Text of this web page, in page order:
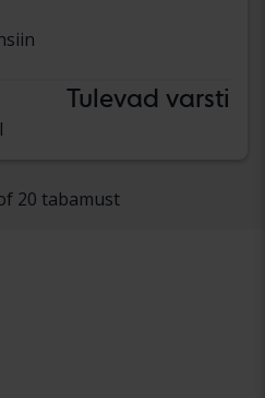
Tulevad varsti
20 tabamust